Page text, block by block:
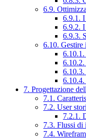
6.9.
6.9.1.
6.9.2.
6.9.3.
6.10. Gestire
6.10.1.
7. Progettazione
7.1.
7.2. User
7.2.1.
7.3. Flussi di
7.4.